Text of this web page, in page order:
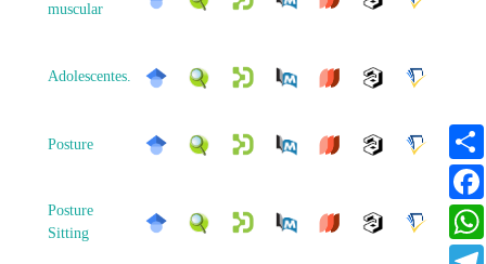
muscular
Adolescentes.
Posture
Posture
Sitting